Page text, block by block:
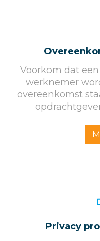
Voorkom dat een
werknemer
overeenkomst
Privacy